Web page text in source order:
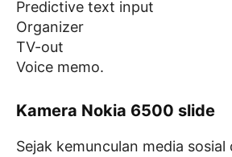
Predictive text input
Organizer
TV-out
Voice memo.
Kamera Nokia 6500 slide
Sejak kemunculan media